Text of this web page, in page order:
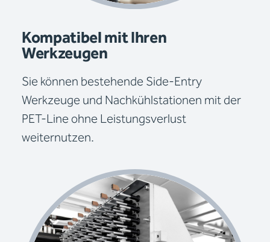
Kompatibel mit Ihren
Werkzeugen
Sie können bestehende Side-Entry
Werkzeuge und Nachkühlstationen mit der
PET-Line ohne Leistungsverlust
weiternutzen.